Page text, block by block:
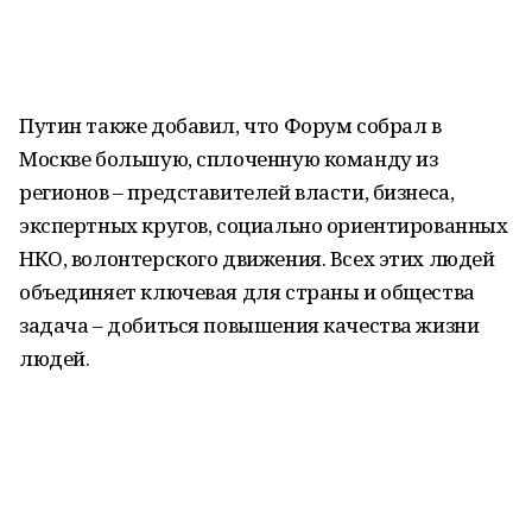
Путин также добавил, что Форум собрал в
Москве большую, сплоченную команду из
регионов – представителей власти, бизнеса,
экспертных кругов, социально ориентированных
НКО, волонтерского движения. Всех этих людей
объединяет ключевая для страны и общества
задача – добиться повышения качества жизни
людей.